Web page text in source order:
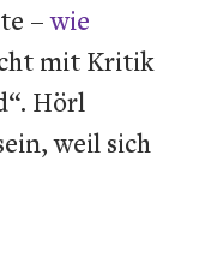
–wie
mit Kritik
Hörl
weil sich